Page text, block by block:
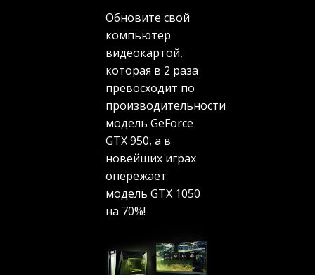
Обновите свой
компьютер
видеокартой,
которая в 2 раза
превосходит по
производительности
модель GeForce
GTX 950, а в
новейших играх
опережает
модель GTX 1050
на 70%!